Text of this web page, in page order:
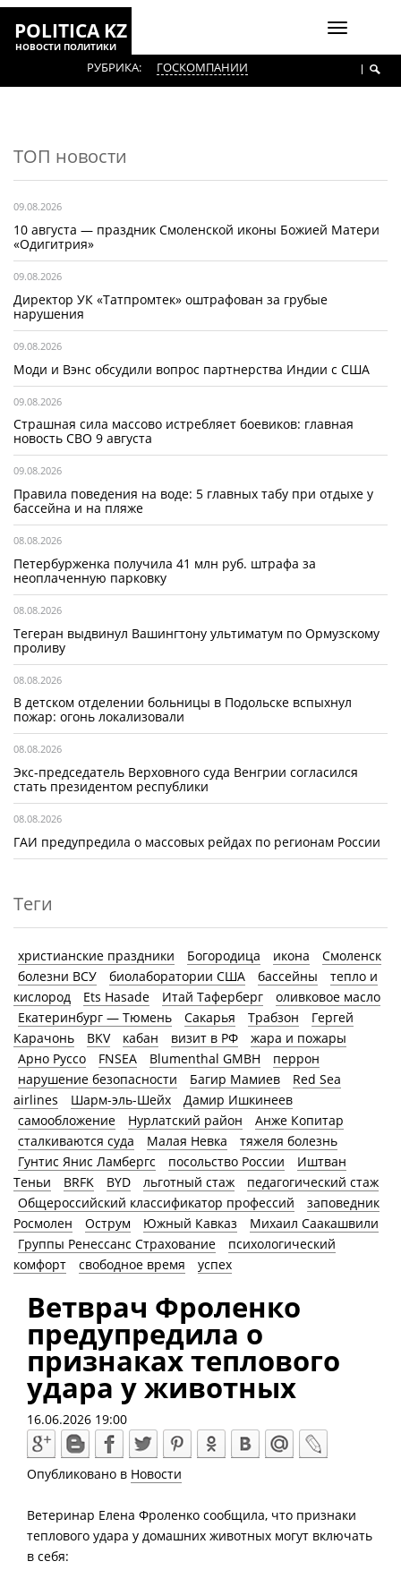
Включить
POLITICA KZ
НОВОСТИ ПОЛИТИКИ
РУБРИКА: ГОСКОМПАНИИ
ТОП новости
09.08.2026
10 августа — праздник Смоленской иконы Божией Матери
«Одигитрия»
09.08.2026
Директор УК «Татпромтек» оштрафован за грубые
нарушения
09.08.2026
Моди и Вэнс обсудили вопрос партнерства Индии с США
09.08.2026
Страшная сила массово истребляет боевиков: главная
новость СВО 9 августа
09.08.2026
Правила поведения на воде: 5 главных табу при отдыхе у
бассейна и на пляже
08.08.2026
Петербурженка получила 41 млн руб. штрафа за
неоплаченную парковку
08.08.2026
Тегеран выдвинул Вашингтону ультиматум по Ормузскому
проливу
08.08.2026
В детском отделении больницы в Подольске вспыхнул
пожар: огонь локализовали
08.08.2026
Экс-председатель Верховного суда Венгрии согласился
стать президентом республики
08.08.2026
ГАИ предупредила о массовых рейдах по регионам России
Теги
христианские праздники Богородица икона
Смоленск
болезни ВСУ
биолаборатории США бассейны
тепло и
кислород
Ets Hasade Итай Таферберг
оливковое масло
Екатеринбург — Тюмень
Сакарья Трабзон
Гергей
Карачонь
BKV кабан визит в РФ
жара и пожары
Арно Руссо
FNSEA Blumenthal GMBH
перрон
нарушение безопасности
Багир Мамиев
Red Sea
airlines
Шарм-эль-Шейх
Дамир Ишкинеев
самообложение
Нурлатский район
Анже Копитар
сталкиваются суда
Малая Невка
тяжеля болезнь
Гунтис Янис Ламбергс
посольство России
Иштван
Теньи
BRFK BYD льготный стаж
педагогический стаж
Общероссийский классификатор профессий
заповедник
Росмолен
Острум Южный Кавказ
Михаил Саакашвили
Группы Ренессанс Страхование
психологический
комфорт
свободное время успех
Ветврач Фроленко
предупредила о
признаках теплового
удара у животных
16.06.2026 19:00
Опубликовано в Новости
Ветеринар Елена Фроленко сообщила, что признаки
теплового удара у домашних животных могут включать
в себя: